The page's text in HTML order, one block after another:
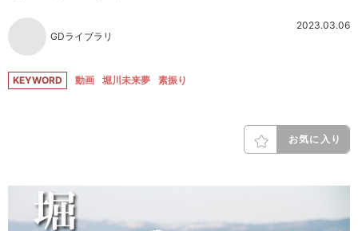
GDライブラリ
2023.03.06
KEYWORD 動画 堀川未来夢 素振り
お気に入り